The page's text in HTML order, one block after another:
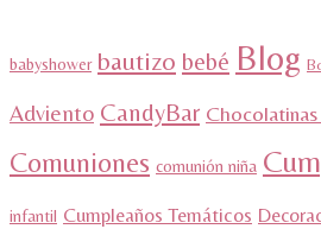
babyshower bautizo bebé Blog
Adviento CandyBar
Comuniones comunión niña
infantil Cumpleaños Temáticos